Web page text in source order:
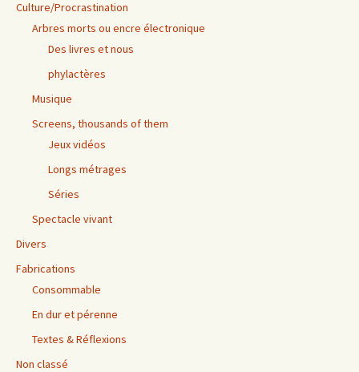
Culture/Procrastination
Arbres morts ou encre électronique
Des livres et nous
phylactères
Musique
Screens, thousands of them
Jeux vidéos
Longs métrages
Séries
Spectacle vivant
Divers
Fabrications
Consommable
En dur et pérenne
Textes & Réflexions
Non classé